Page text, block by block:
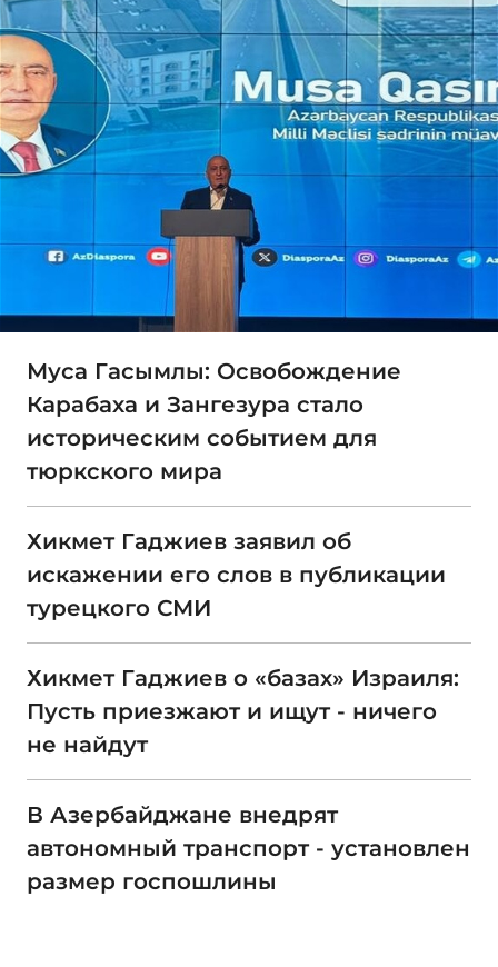
Муса Гасымлы: Освобождение
Карабаха и Зангезура стало
историческим событием для
тюркского мира
Хикмет Гаджиев заявил об
искажении его слов в публикации
турецкого СМИ
Хикмет Гаджиев о «базах» Израиля:
Пусть приезжают и ищут - ничего
не найдут
В Азербайджане внедрят
автономный транспорт - установлен
размер госпошлины